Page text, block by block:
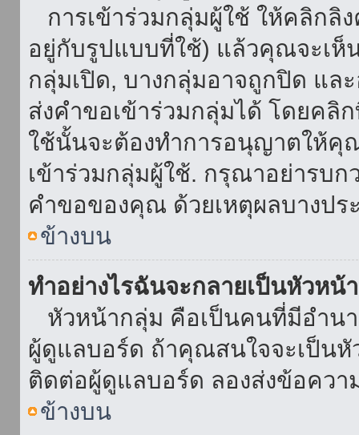
การเข้าร่วมกลุ่มผู้ใช้ ให้คลิก
อยู่กับรูปแบบที่ใช้) แล้วคุณจะเห็
กลุ่มเปิด, บางกลุ่มอาจถูกปิด แ
ส่งคำขอเข้าร่วมกลุ่มได้ โดยคลิ
ใช้นั้นจะต้องทำการอนุญาตให้คุ
เข้าร่วมกลุ่มผู้ใช้. กรุณาอย่ารบก
คำขอของคุณ ด้วยเหตุผลบางปร
ข้างบน
ทำอย่างไรฉันจะกลายเป็นหัวหน้
หัวหน้ากลุ่ม คือเป็นคนที่มีอำนา
ผู้ดูแลบอร์ด ถ้าคุณสนใจจะเป็น
ติดต่อผู้ดูแลบอร์ด ลองส่งข้อคว
ข้างบน